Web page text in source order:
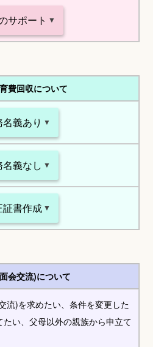
サポート
費回収について
義あり
義なし
証書作成
会交流)について
流)を求めたい、条件を変更した
い、父母以外の親族から申立て